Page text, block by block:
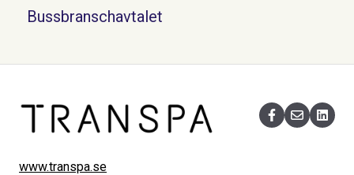
Bussbranschavtalet
www.transpa.se